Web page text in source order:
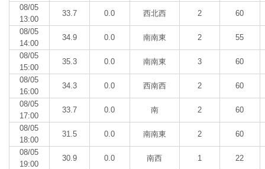
08/05
13:00
33.7 0.0 西北西 2 60
08/05
14:00
34.9 0.0 南南東 2 55
08/05
15:00
35.3 0.0 南南東 3 60
08/05
16:00
34.3 0.0 西南西 2 60
08/05
17:00
33.7 0.0 南 2 60
08/05
18:00
31.5 0.0 南南東 2 60
08/05
19:00
30.9 0.0 南西 1 22